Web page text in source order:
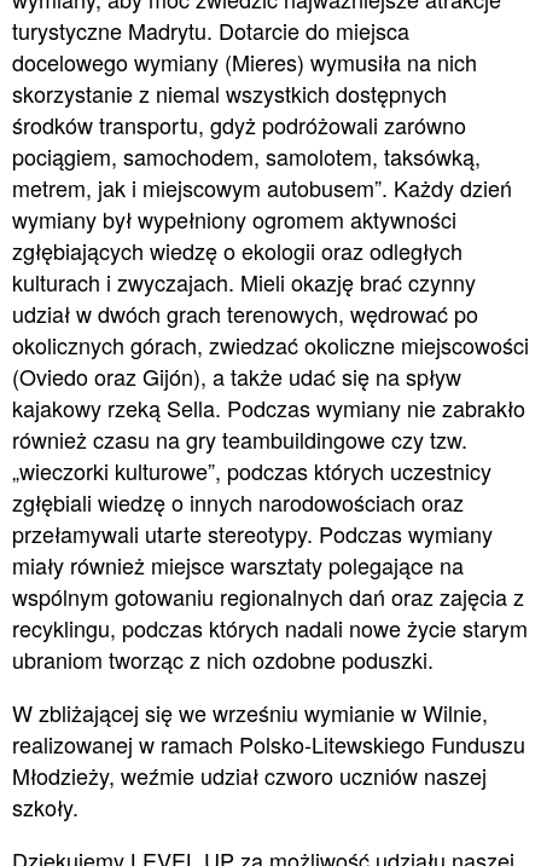
turystyczne Madrytu. Dotarcie do miejsca
docelowego wymiany (Mieres) wymusiła na nich
skorzystanie z niemal wszystkich dostępnych
środków transportu, gdyż podróżowali zarówno
pociągiem, samochodem, samolotem, taksówką,
metrem, jak i miejscowym autobusem”. Każdy dzień
wymiany był wypełniony ogromem aktywności
zgłębiających wiedzę o ekologii oraz odległych
kulturach i zwyczajach. Mieli okazję brać czynny
udział w dwóch grach terenowych, wędrować po
okolicznych górach, zwiedzać okoliczne miejscowości
(Oviedo oraz Gijón), a także udać się na spływ
kajakowy rzeką Sella. Podczas wymiany nie zabrakło
również czasu na gry teambuildingowe czy tzw.
„wieczorki kulturowe”, podczas których uczestnicy
zgłębiali wiedzę o innych narodowościach oraz
przełamywali utarte stereotypy. Podczas wymiany
miały również miejsce warsztaty polegające na
wspólnym gotowaniu regionalnych dań oraz zajęcia z
recyklingu, podczas których nadali nowe życie starym
ubraniom tworząc z nich ozdobne poduszki.
W zbliżającej się we wrześniu wymianie w Wilnie,
realizowanej w ramach Polsko-Litewskiego Funduszu
Młodzieży, weźmie udział czworo uczniów naszej
szkoły.